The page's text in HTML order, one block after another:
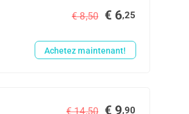
€ 8,50 € 6,25
Achetez maintenant!
€ 14,50 € 9,90